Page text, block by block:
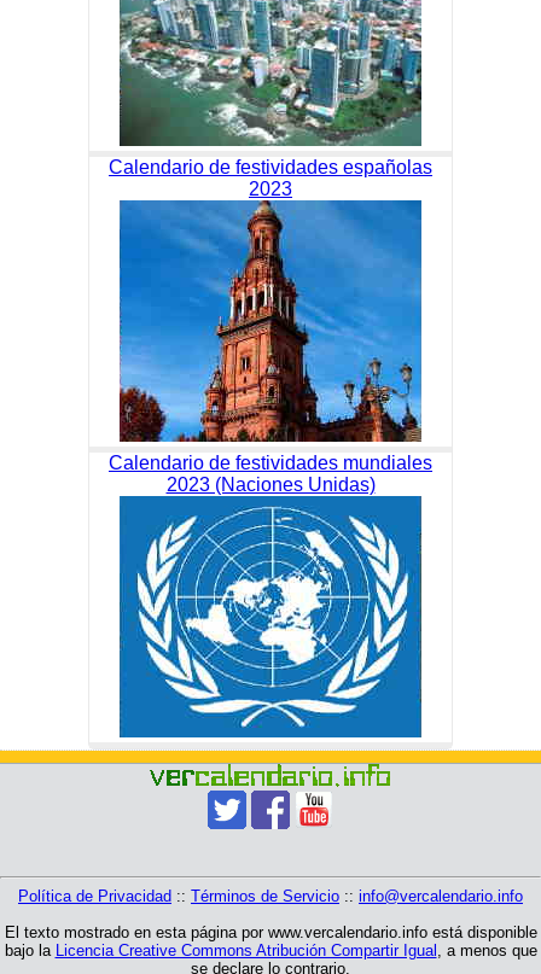
Calendario de festividades españolas
2023
Calendario de festividades mundiales
2023 (Naciones Unidas)
Política de Privacidad :: Términos de Servicio :: info@vercalendario.info
El texto mostrado en esta página por www.vercalendario.info está disponible
bajo la
Licencia Creative Commons Atribución Compartir Igual
, a menos que
se declare lo contrario.